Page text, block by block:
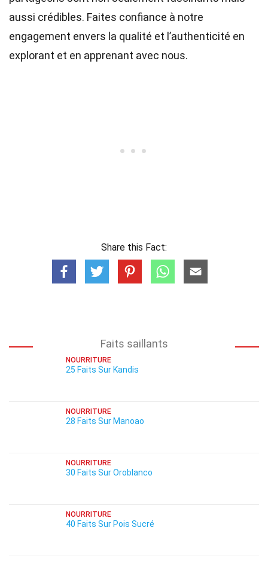
aussi crédibles. Faites confiance à notre
engagement envers la qualité et l’authenticité en
explorant et en apprenant avec nous.
Share this Fact:
Faits saillants
NOURRITURE
25 Faits Sur Kandis
NOURRITURE
28 Faits Sur Manoao
NOURRITURE
30 Faits Sur Oroblanco
NOURRITURE
40 Faits Sur Pois Sucré